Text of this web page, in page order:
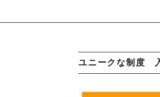
ユニークな制度